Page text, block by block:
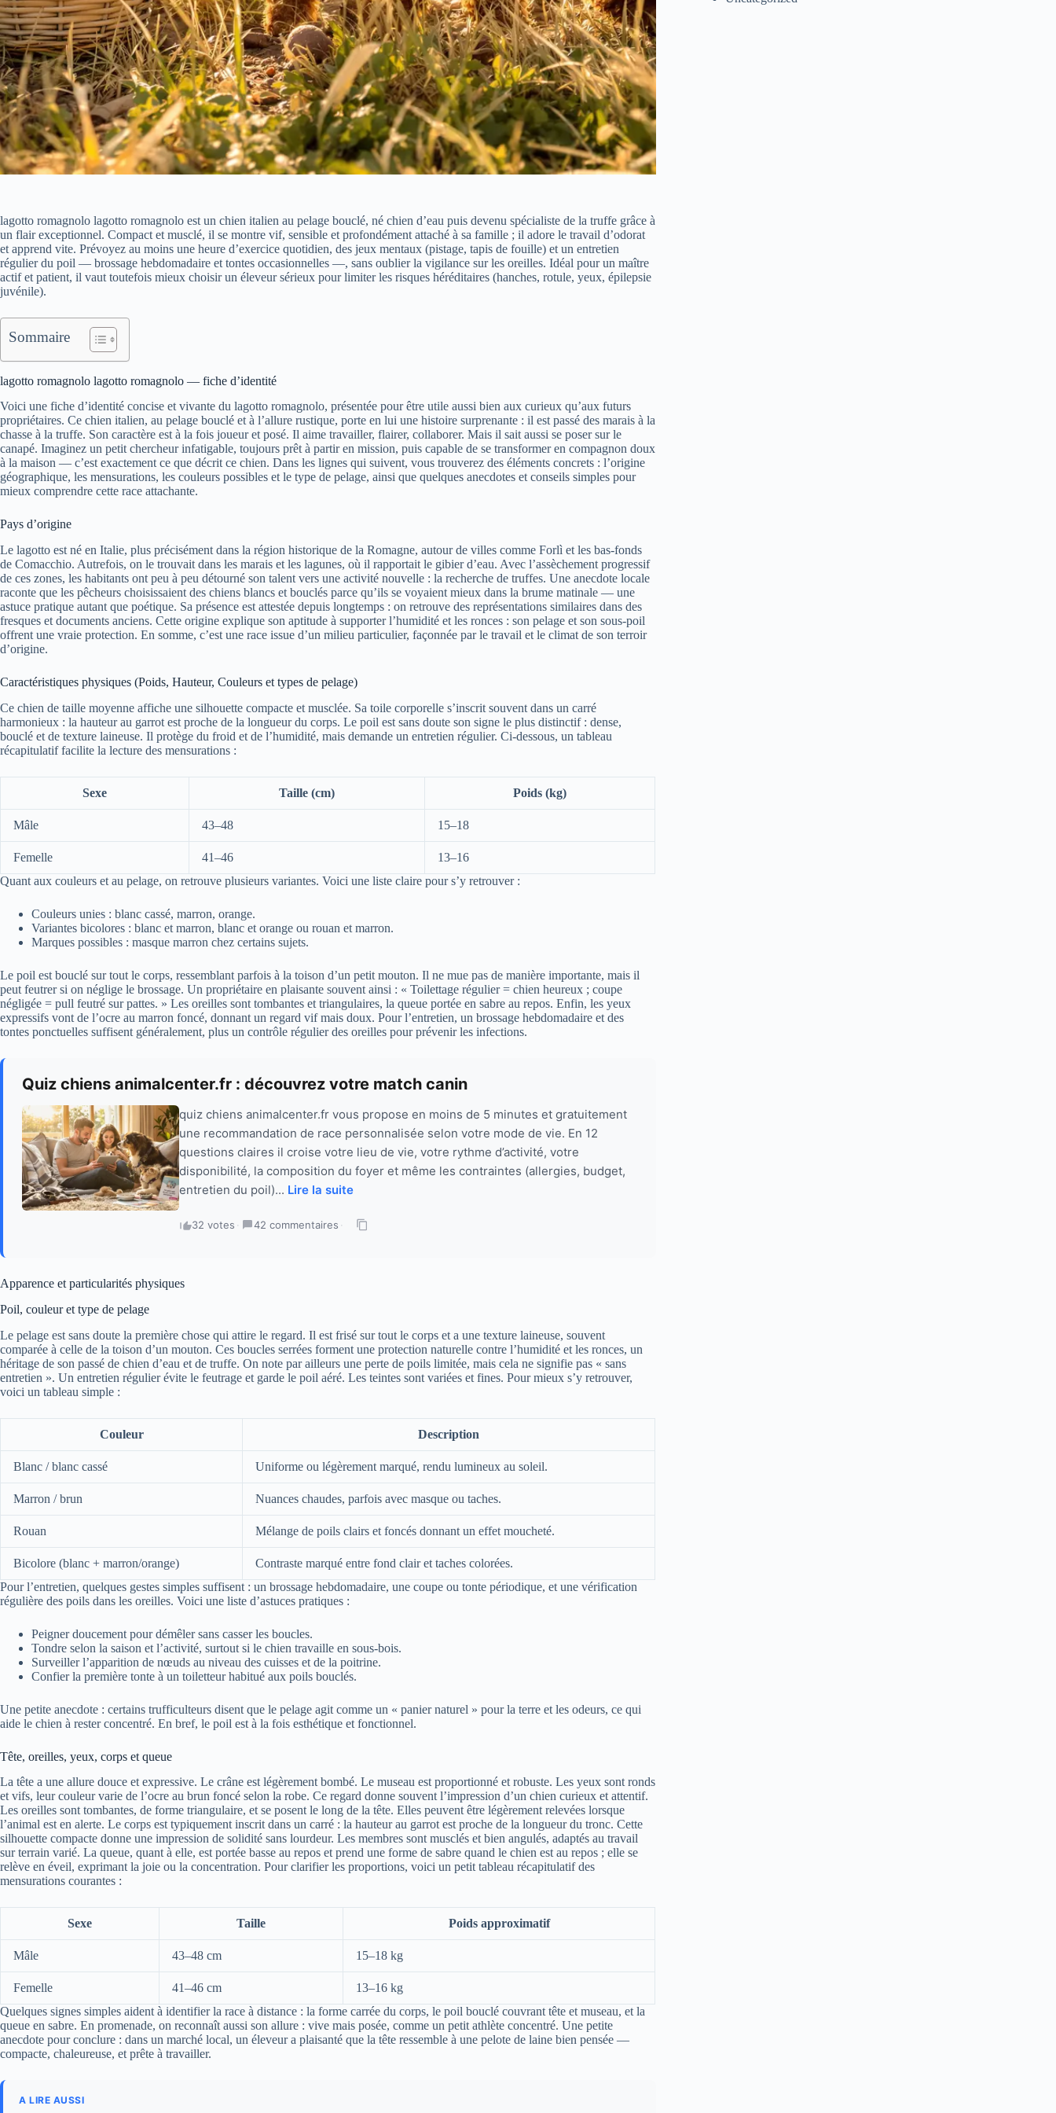
lagotto romagnolo lagotto romagnolo est un chien italien au pelage bouclé, né chien d’eau puis devenu spécialiste de la truffe grâce à
un flair exceptionnel. Compact et musclé, il se montre vif, sensible et profondément attaché à sa famille ; il adore le travail d’odorat
et apprend vite. Prévoyez au moins une heure d’exercice quotidien, des jeux mentaux (pistage, tapis de fouille) et un entretien
régulier du poil — brossage hebdomadaire et tontes occasionnelles —, sans oublier la vigilance sur les oreilles. Idéal pour un maître
actif et patient, il vaut toutefois mieux choisir un éleveur sérieux pour limiter les risques héréditaires (hanches, rotule, yeux, épilepsie
juvénile).
Sommaire
lagotto romagnolo lagotto romagnolo — fiche d’identité
Voici une fiche d’identité concise et vivante du lagotto romagnolo, présentée pour être utile aussi bien aux curieux qu’aux futurs
propriétaires. Ce chien italien, au pelage bouclé et à l’allure rustique, porte en lui une histoire surprenante : il est passé des marais à la
chasse à la truffe. Son caractère est à la fois joueur et posé. Il aime travailler, flairer, collaborer. Mais il sait aussi se poser sur le
canapé. Imaginez un petit chercheur infatigable, toujours prêt à partir en mission, puis capable de se transformer en compagnon doux
à la maison — c’est exactement ce que décrit ce chien. Dans les lignes qui suivent, vous trouverez des éléments concrets : l’origine
géographique, les mensurations, les couleurs possibles et le type de pelage, ainsi que quelques anecdotes et conseils simples pour
mieux comprendre cette race attachante.
Pays d’origine
Le lagotto est né en Italie, plus précisément dans la région historique de la Romagne, autour de villes comme Forlì et les bas-fonds
de Comacchio. Autrefois, on le trouvait dans les marais et les lagunes, où il rapportait le gibier d’eau. Avec l’assèchement progressif
de ces zones, les habitants ont peu à peu détourné son talent vers une activité nouvelle : la recherche de truffes. Une anecdote locale
raconte que les pêcheurs choisissaient des chiens blancs et bouclés parce qu’ils se voyaient mieux dans la brume matinale — une
astuce pratique autant que poétique. Sa présence est attestée depuis longtemps : on retrouve des représentations similaires dans des
fresques et documents anciens. Cette origine explique son aptitude à supporter l’humidité et les ronces : son pelage et son sous-poil
offrent une vraie protection. En somme, c’est une race issue d’un milieu particulier, façonnée par le travail et le climat de son terroir
d’origine.
Caractéristiques physiques (Poids, Hauteur, Couleurs et types de pelage)
Ce chien de taille moyenne affiche une silhouette compacte et musclée. Sa toile corporelle s’inscrit souvent dans un carré
harmonieux : la hauteur au garrot est proche de la longueur du corps. Le poil est sans doute son signe le plus distinctif : dense,
bouclé et de texture laineuse. Il protège du froid et de l’humidité, mais demande un entretien régulier. Ci-dessous, un tableau
récapitulatif facilite la lecture des mensurations :
Sexe Taille (cm) Poids (kg)
Mâle 43–48 15–18
Femelle 41–46
13–16
Quant aux couleurs et au pelage, on retrouve plusieurs variantes. Voici une liste claire pour s’y retrouver :
Couleurs unies : blanc cassé, marron, orange.
Variantes bicolores : blanc et marron, blanc et orange ou rouan et marron.
Marques possibles : masque marron chez certains sujets.
Le poil est bouclé sur tout le corps, ressemblant parfois à la toison d’un petit mouton. Il ne mue pas de manière importante, mais il
peut feutrer si on néglige le brossage. Un propriétaire en plaisante souvent ainsi : « Toilettage régulier = chien heureux ; coupe
négligée = pull feutré sur pattes. » Les oreilles sont tombantes et triangulaires, la queue portée en sabre au repos. Enfin, les yeux
expressifs vont de l’ocre au marron foncé, donnant un regard vif mais doux. Pour l’entretien, un brossage hebdomadaire et des
tontes ponctuelles suffisent généralement, plus un contrôle régulier des oreilles pour prévenir les infections.
Quiz chiens animalcenter.fr : découvrez votre match canin
quiz chiens animalcenter.fr vous propose en moins de 5 minutes et gratuitement
une recommandation de race personnalisée selon votre mode de vie. En 12
questions claires il croise votre lieu de vie, votre rythme d’activité, votre
disponibilité, la composition du foyer et même les contraintes (allergies, budget,
entretien du poil)... Lire la suite
32 votes · 42 commentaires ·
Apparence et particularités physiques
Poil, couleur et type de pelage
Le pelage est sans doute la première chose qui attire le regard. Il est frisé sur tout le corps et a une texture laineuse, souvent
comparée à celle de la toison d’un mouton. Ces boucles serrées forment une protection naturelle contre l’humidité et les ronces, un
héritage de son passé de chien d’eau et de truffe. On note par ailleurs une perte de poils limitée, mais cela ne signifie pas « sans
entretien ». Un entretien régulier évite le feutrage et garde le poil aéré. Les teintes sont variées et fines. Pour mieux s’y retrouver,
voici un tableau simple :
Couleur Description
Blanc / blanc cassé Uniforme ou légèrement marqué, rendu lumineux au soleil.
Marron / brun Nuances chaudes, parfois avec masque ou taches.
Rouan Mélange de poils clairs et foncés donnant un effet moucheté.
Bicolore (blanc + marron/orange)
Contraste marqué entre fond clair et taches colorées.
Pour l’entretien, quelques gestes simples suffisent : un brossage hebdomadaire, une coupe ou tonte périodique, et une vérification
régulière des poils dans les oreilles. Voici une liste d’astuces pratiques :
Peigner doucement pour démêler sans casser les boucles.
Tondre selon la saison et l’activité, surtout si le chien travaille en sous-bois.
Surveiller l’apparition de nœuds au niveau des cuisses et de la poitrine.
Confier la première tonte à un toiletteur habitué aux poils bouclés.
Une petite anecdote : certains trufficulteurs disent que le pelage agit comme un « panier naturel » pour la terre et les odeurs, ce qui
aide le chien à rester concentré. En bref, le poil est à la fois esthétique et fonctionnel.
Tête, oreilles, yeux, corps et queue
La tête a une allure douce et expressive. Le crâne est légèrement bombé. Le museau est proportionné et robuste. Les yeux sont ronds
et vifs, leur couleur varie de l’ocre au brun foncé selon la robe. Ce regard donne souvent l’impression d’un chien curieux et attentif.
Les oreilles sont tombantes, de forme triangulaire, et se posent le long de la tête. Elles peuvent être légèrement relevées lorsque
l’animal est en alerte. Le corps est typiquement inscrit dans un carré : la hauteur au garrot est proche de la longueur du tronc. Cette
silhouette compacte donne une impression de solidité sans lourdeur. Les membres sont musclés et bien angulés, adaptés au travail
sur terrain varié. La queue, quant à elle, est portée basse au repos et prend une forme de sabre quand le chien est au repos ; elle se
relève en éveil, exprimant la joie ou la concentration. Pour clarifier les proportions, voici un petit tableau récapitulatif des
mensurations courantes :
Sexe Taille Poids approximatif
Mâle 43–48 cm 15–18 kg
Femelle 41–46 cm
13–16 kg
Quelques signes simples aident à identifier la race à distance : la forme carrée du corps, le poil bouclé couvrant tête et museau, et la
queue en sabre. En promenade, on reconnaît aussi son allure : vive mais posée, comme un petit athlète concentré. Une petite
anecdote pour conclure : dans un marché local, un éleveur a plaisanté que la tête ressemble à une pelote de laine bien pensée —
compacte, chaleureuse, et prête à travailler.
A LIRE AUSSI